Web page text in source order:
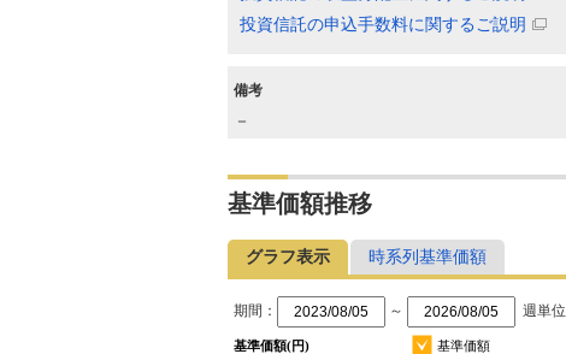
投資信託の申込手数料に関するご説明
備考
－
基準価額推移
グラフ表示 時系列基準価額
期間： ～ 週単位
基準価額(円) 基準価額